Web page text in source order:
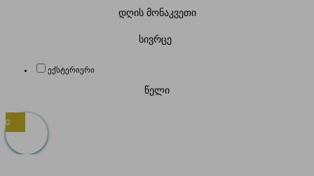
დღის მონაკვეთი
სივრცე
ექსტერიერი
წელი
0